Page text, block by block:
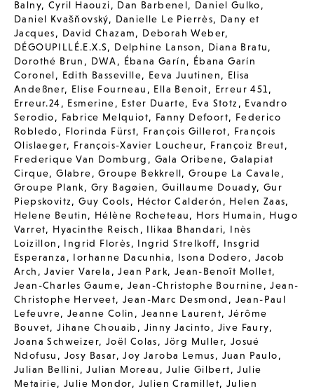
Balny, Cyril Haouzi, Dan Barbenel, Daniel Gulko,
Daniel Kvašňovský, Danielle Le Pierrès, Dany et
Jacques, David Chazam, Deborah Weber,
DÉGOUPILLÉ.E.X.S, Delphine Lanson, Diana Bratu,
Dorothé Brun , DWA, Ébana Garín, Ébana Garín
Coronel, Edith Basseville, Eeva Juutinen, Elisa
Andeßner, Elise Fourneau , Ella Benoit, Erreur 451,
Erreur.24, Esmerine, Ester Duarte, Eva Stotz , Evandro
Serodio, Fabrice Melquiot, Fanny Defoort, Federico
Robledo, Florinda Fürst, François Gillerot, François
Olislaeger, François-Xavier Loucheur, Françoiz Breut,
Frederique Van Domburg , Gala Oribene,Galapiat
Cirque,Glabre,Groupe Bekkrell,Groupe La Cavale,
Groupe Plank, Gry Bagøien, Guillaume Douady,Gur
Piepskovitz,Guy Cools, Héctor Calderón , Helen Zaas,
Helene Beutin, Hélène Rocheteau, Hors Humain , Hugo
Varret, Hyacinthe Reisch , Ilikaa Bhandari, Inès
Loizillon , Ingrid Florès, Ingrid Strelkoff, Insgrid
Esperanza , Iorhanne Dacunhia, Isona Dodero, Jacob
Arch ,Javier Varela ,Jean Park, Jean-Benoît Mollet,
Jean-Charles Gaume,Jean-Christophe Bournine,Jean-
Christophe Herveet,Jean-Marc Desmond , Jean-Paul
Lefeuvre,Jeanne Colin , Jeanne Laurent,Jérôme
Bouvet,Jihane Chouaib , Jinny Jacinto, Jive Faury,
Joana Schweizer, Joël Colas, Jörg Muller, Josué
Ndofusu , Josy Basar,Joy Jaroba Lemus, Juan Paulo,
Julian Bellini,Julian Moreau ,Julie Gilbert,Julie
Metairie,Julie Mondor, Julien Cramillet, Julien